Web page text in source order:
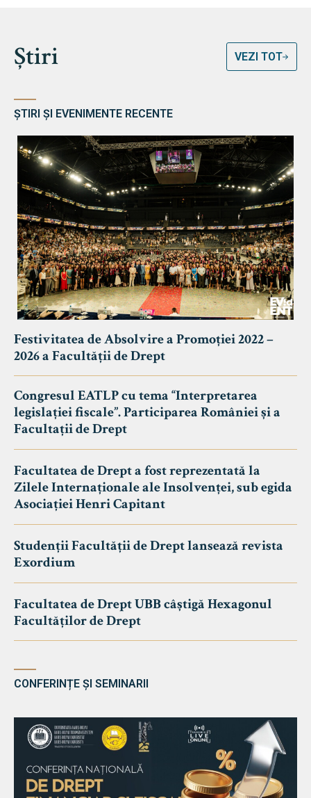
Știri VEZI TOT
ȘTIRI ȘI EVENIMENTE RECENTE
Festivitatea de Absolvire a Promoției 2022 –
2026 a Facultății de Drept
Congresul EATLP cu tema “Interpretarea
legislației fiscale”. Participarea României și a
Facultații de Drept
Facultatea de Drept a fost reprezentată la
Zilele Internaționale ale Insolvenței, sub egida
Asociației Henri Capitant
Studenții Facultății de Drept lansează revista
Exordium
Facultatea de Drept UBB câștigă Hexagonul
Facultăților de Drept
CONFERINȚE ȘI SEMINARII